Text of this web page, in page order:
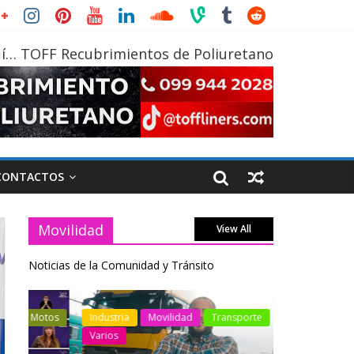
TOFF Recubrimientos de Poliuretano
Movilidad View All
Noticias de la Comunidad y Tránsito
Industria Movilidad
Transporte
Varios